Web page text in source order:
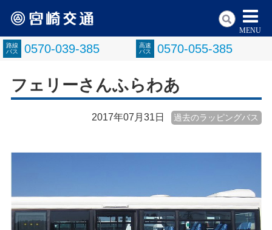
路線
バス
0570-039-385
高速
バス
0570-055-385
MENU
フェリーさんふらわあ
2017年07月31日 過去のラッピングバス